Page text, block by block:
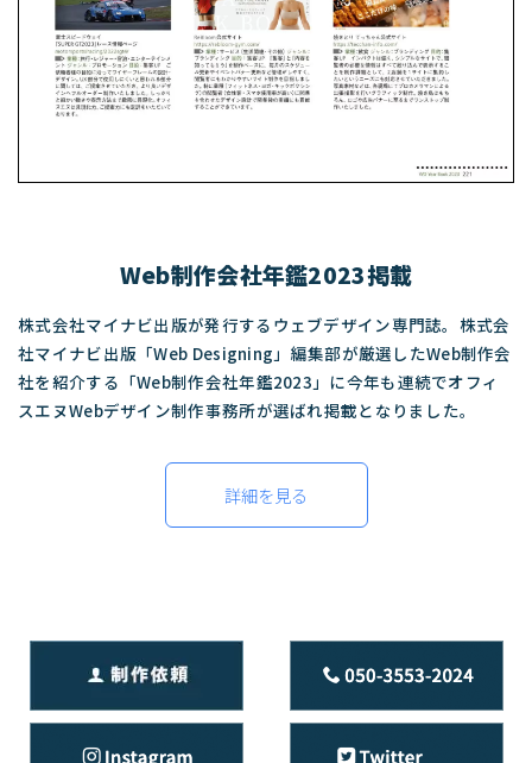
Web制作会社年鑑2023掲載
株式会社マイナビ出版が発行するウェブデザイン専門誌。株式会
社マイナビ出版「Web Designing」編集部が厳選したWeb制作会
社を紹介する「Web制作会社年鑑2023」に今年も連続でオフィ
スエヌWebデザイン制作事務所が選ばれ掲載となりました。
詳細を見る